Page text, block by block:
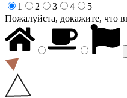
1
2 3 4
5
Пожалуйста, докажите, что